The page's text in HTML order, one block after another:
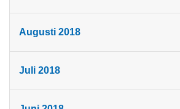
Augusti 2018
Juli 2018